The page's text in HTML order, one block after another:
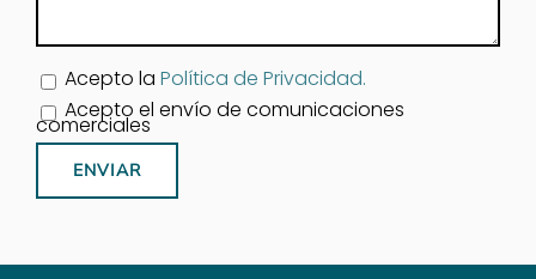
Acepto la Política de Privacidad.
Acepto el envío de comunicaciones
comerciales